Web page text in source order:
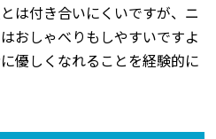
は付き合いにくいですが、ニ
おしゃべりもしやすいですよ
優しくなれることを経験的に